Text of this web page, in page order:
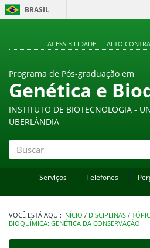
BRASIL
ACESSIBILIDADE
ALTO
Programa de Pós-graduação em
Genética e
INSTITUTO DE BIOTECNOLOGIA -
UBERLÂNDIA
Serviços Telefones
INÍCIO / DISCIPLINAS /
BIOQUÍMICA: GENÉTICA DA CONSERVAÇÃO